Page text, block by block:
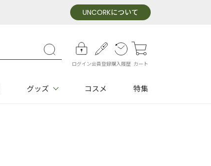
UNCORKについて
ログイン会員登録購入履歴 カート
グッズ コスメ 特集